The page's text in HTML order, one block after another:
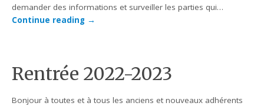
demander des informations et surveiller les parties qui…
Continue reading →
Rentrée 2022-2023
Bonjour à toutes et à tous les anciens et nouveaux adhérents